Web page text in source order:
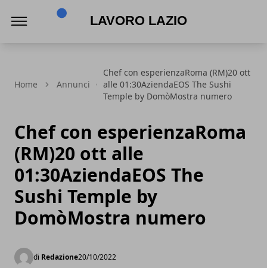
Home Annunci
Chef con esperienzaRoma (RM)20 ott
alle 01:30AziendaEOS The Sushi
Temple by DomòMostra numero
Chef con esperienzaRoma
(RM)20 ott alle
01:30AziendaEOS The
Sushi Temple by
DomòMostra numero
di Redazione20/10/2022